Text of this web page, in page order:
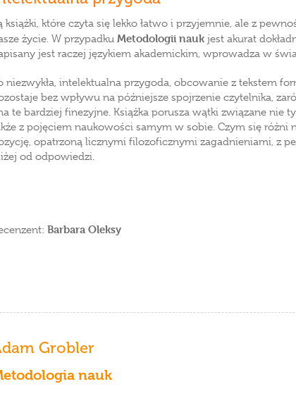
książki, które czyta się lekko łatwo i przyjemnie, ale z
życie. W przypadku Metodologii nauk jest akurat
jest raczej językiem akademickim, wprowadza w
niezwykła, intelektualna przygoda, obcowanie z tekstem
bez wpływu na późniejsze spojrzenie czytelnika,
te bardziej finezyjne. Książka porusza wątki związane nie
z pojęciem naukowości samym w sobie. Czym się różni
opatrzoną licznymi filozoficznymi zagadnieniami, z
od odpowiedzi.
Barbara Oleksy
Grobler
nauk